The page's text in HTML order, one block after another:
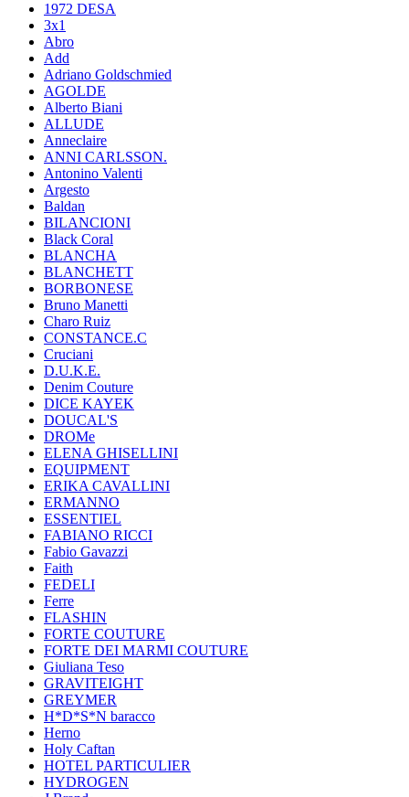
1972 DESA
3x1
Abro
Add
Adriano Goldschmied
AGOLDE
Alberto Biani
ALLUDE
Anneclaire
ANNI CARLSSON.
Antonino Valenti
Argesto
Baldan
BILANCIONI
Black Coral
BLANCHA
BLANCHETT
BORBONESE
Bruno Manetti
Charo Ruiz
CONSTANCE.C
Cruciani
D.U.K.E.
Denim Couture
DICE KAYEK
DOUCAL'S
DROMe
ELENA GHISELLINI
EQUIPMENT
ERIKA CAVALLINI
ERMANNO
ESSENTIEL
FABIANO RICCI
Fabio Gavazzi
Faith
FEDELI
Ferre
FLASHIN
FORTE COUTURE
FORTE DEI MARMI COUTURE
Giuliana Teso
GRAVITEIGHT
GREYMER
H*D*S*N baracco
Herno
Holy Caftan
HOTEL PARTICULIER
HYDROGEN